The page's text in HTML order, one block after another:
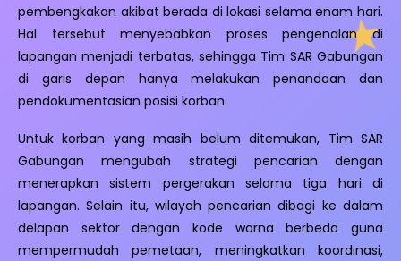
pembengkakan akibat berada di lokasi selama enam hari.
Hal tersebut menyebabkan proses pengenalan di
lapangan menjadi terbatas, sehingga Tim SAR Gabungan
di garis depan hanya melakukan penandaan dan
pendokumentasian posisi korban.
Untuk korban yang masih belum ditemukan, Tim SAR
Gabungan mengubah strategi pencarian dengan
menerapkan sistem pergerakan selama tiga hari di
lapangan. Selain itu, wilayah pencarian dibagi ke dalam
delapan sektor dengan kode warna berbeda guna
mempermudah pemetaan, meningkatkan koordinasi,